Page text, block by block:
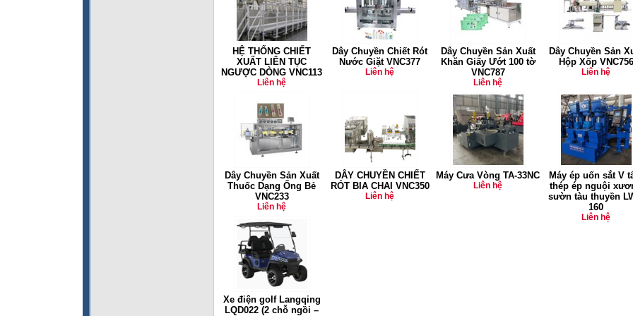
HỆ THỐNG CHIẾT
XUẤT LIÊN TỤC
NGƯỢC DÒNG VNC113
Liên hệ
Dây Chuyền Chiết Rót
Nước Giặt VNC377
Liên hệ
Dây Chuyền Sản Xuất
Khăn Giấy Ướt 100 tờ
VNC787
Liên hệ
Dây Chuyền Sản
Hộp Xốp VNC756
Liên hệ
Dây Chuyền Sản Xuất
Thuốc Dạng Ống Bẻ
VNC233
Liên hệ
DÂY CHUYỀN CHIẾT
RÓT BIA CHAI VNC350
Liên hệ
Máy Cưa Vòng TA-33NC
Liên hệ
Máy ép uốn sắt V
thép ép nguội
sườn tàu thuyền
160
Liên hệ
Xe điện golf Langqing
LQD022 (2 chỗ ngồi –